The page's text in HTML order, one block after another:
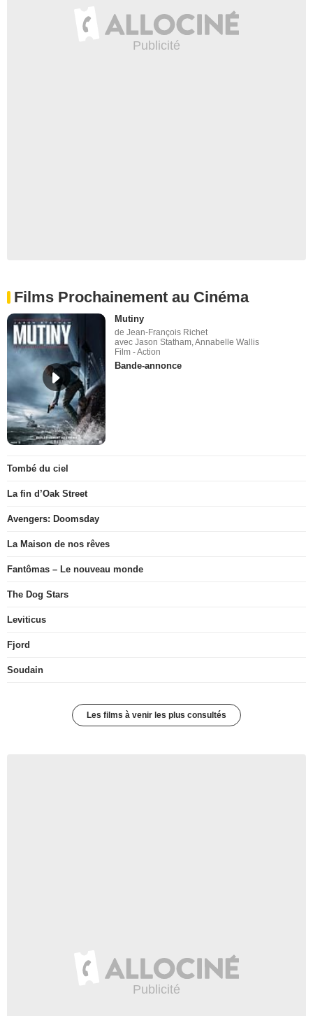
Films Prochainement au Cinéma
Mutiny
de Jean-François Richet
avec Jason Statham, Annabelle Wallis
Film - Action
Bande-annonce
Tombé du ciel
La fin d’Oak Street
Avengers: Doomsday
La Maison de nos rêves
Fantômas – Le nouveau monde
The Dog Stars
Leviticus
Fjord
Soudain
Les films à venir les plus consultés